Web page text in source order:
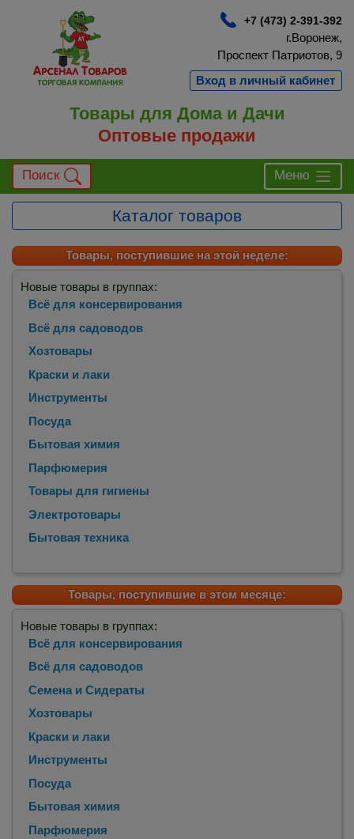
+7 (473) 2-391-392
г.Воронеж,
Проспект Патриотов, 9
Вход в личный кабинет
Товары для Дома и Дачи
Оптовые продажи
Поиск Меню
Каталог товаров
Товары, поступившие на этой неделе:
Новые товары в группах:
Всё для консервирования
Всё для садоводов
Хозтовары
Краски и лаки
Инструменты
Посуда
Бытовая химия
Парфюмерия
Товары для гигиены
Электротовары
Бытовая техника
Товары, поступившие в этом месяце:
Новые товары в группах:
Всё для консервирования
Всё для садоводов
Семена и Сидераты
Хозтовары
Краски и лаки
Инструменты
Посуда
Бытовая химия
Парфюмерия